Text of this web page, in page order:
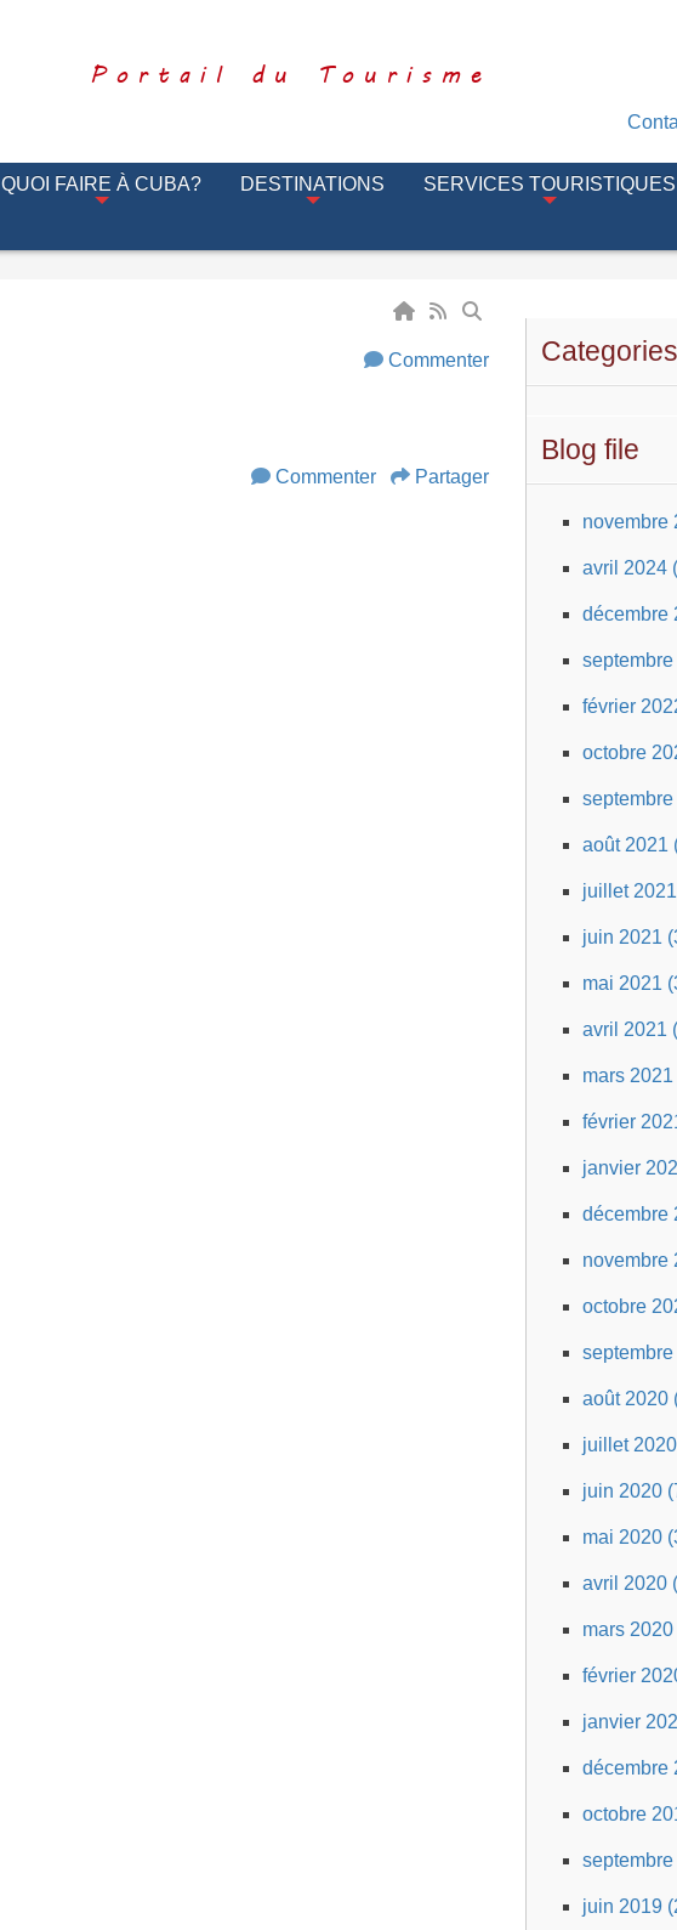
Portail du Tourisme
QUOI FAIRE À CUBA? DESTINATIONS SERVICES TOURISTIQUES
Categories
Blog file
novembre
avril 2024
décembre
février
octobre
août 2021
juillet
juin 2021
mai 2021
avril 2021
mars 2021
février
janvier
décembre
novembre
octobre
août 2020
juillet
juin 2020
mai 2020
avril 2020
mars 2020
février
janvier
décembre
octobre
juin 2019
Commenter
Commenter Partager